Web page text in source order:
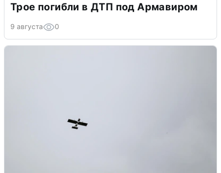
Трое погибли в ДТП под Армавиром
9 августа 0